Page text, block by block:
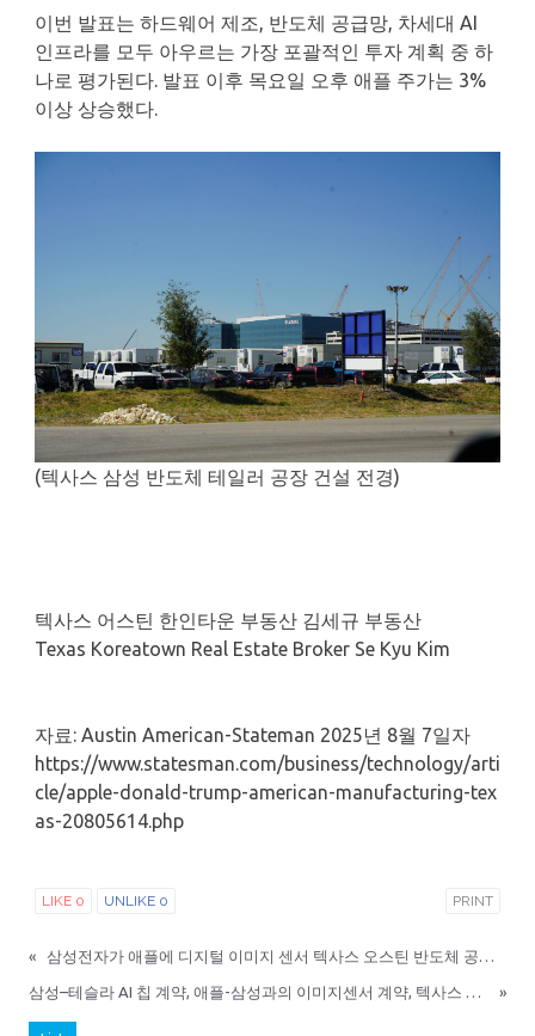
이번 발표는 하드웨어 제조, 반도체 공급망, 차세대 AI
인프라를 모두 아우르는 가장 포괄적인 투자 계획 중 하
나로 평가된다. 발표 이후 목요일 오후 애플 주가는 3%
이상 상승했다.
(텍사스 삼성 반도체 테일러 공장 건설 전경)
텍사스 어스틴 한인타운 부동산 김세규 부동산
Texas Koreatown Real Estate Broker Se Kyu Kim
자료: Austin American-Stateman 2025년 8월 7일자
https://www.statesman.com/business/technology/arti
cle/apple-donald-trump-american-manufacturing-tex
as-20805614.php
LIKE 0 UNLIKE 0 PRINT
«
»